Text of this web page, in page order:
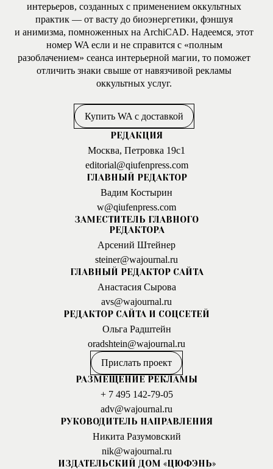
интерьеров, созданных с применением оккультных
практик — от васту до биоэнергетики, фэншуя
и анимизма, помноженных на ArchiCAD. Надеемся, этот
номер WA если и не справится с «полным
разоблачением» сеанса интерьерной магии, то поможет
отличить знаки свыше от навязчивой рекламы
оккультных услуг.
Купить WA с доставкой
РЕДАКЦИЯ
Москва, Петровка 19с1
editorial@qiufenpress.com
ГЛАВНЫЙ РЕДАКТОР
Вадим Костырин
w@qiufenpress.com
ЗАМЕСТИТЕЛЬ ГЛАВНОГО
РЕДАКТОРА
Арсений Штейнер
steiner@wajournal.ru
ГЛАВНЫЙ РЕДАКТОР САЙТА
Анастасия Сырова
avs@wajournal.ru
РЕДАКТОР САЙТА И СОЦСЕТЕЙ
Ольга Радштейн
oradshtein@wajournal.ru
Прислать проект
РАЗМЕЩЕНИЕ РЕКЛАМЫ
+ 7 495 142-79-05
adv@wajournal.ru
РУКОВОДИТЕЛЬ НАПРАВЛЕНИЯ
Никита Разумовский
nik@wajournal.ru
ИЗДАТЕЛЬСКИЙ ДОМ «ЦЮФЭНЬ»